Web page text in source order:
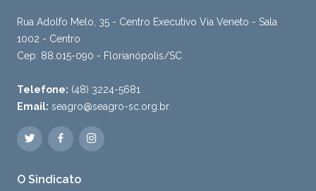
Rua Adolfo Melo, 35 - Centro Executivo Via Veneto - Sala
1002 - Centro
Cep: 88.015-090 - Florianópolis/SC
Telefone: (48) 3224-5681
Email: seagro@seagro-sc.org.br
O Sindicato